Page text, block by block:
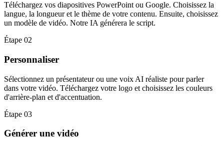
Téléchargez vos diapositives PowerPoint ou Google. Choisissez la
langue, la longueur et le thème de votre contenu. Ensuite, choisissez
un modèle de vidéo. Notre IA générera le script.
Étape 02
Personnaliser
Sélectionnez un présentateur ou une voix AI réaliste pour parler
dans votre vidéo. Téléchargez votre logo et choisissez les couleurs
d'arrière-plan et d'accentuation.
Étape 03
Générer une vidéo